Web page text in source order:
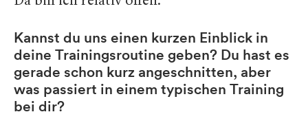
Kannst du uns einen kurzen Einblick in
deine Trainingsroutine geben? Du hast es
gerade schon kurz angeschnitten, aber
was passiert in einem typischen Training
bei dir?